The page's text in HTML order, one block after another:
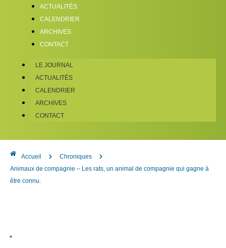
ACTUALITÉS
CALENDRIER
ARCHIVES
CONTACT
LE JOURNAL
ACTUALITÉS
CALENDRIER
ARCHIVES
CONTACT
Accueil
Chroniques
Animaux de compagnie – Les rats, un animal de compagnie qui gagne à
être connu.